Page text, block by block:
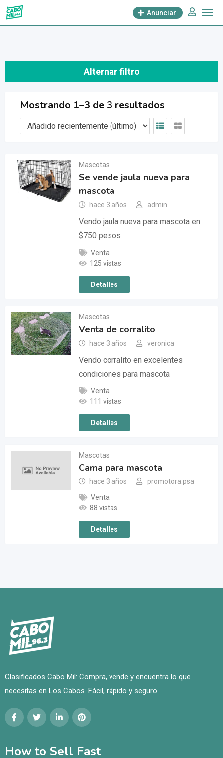
saltar
Anunciar
Alternar filtro
Mostrando 1–3 de 3 resultados
Mascotas
Se vende jaula nueva para
mascota
hace 3 años admin
Vendo jaula nueva para mascota en
$750 pesos
Venta
125 vistas
Detalles
Mascotas
Venta de corralito
hace 3 años veronica
Vendo corralito en excelentes
condiciones para mascota
Venta
111 vistas
Detalles
Mascotas
Cama para mascota
hace 3 años
promotora.psa
Venta
88 vistas
Detalles
Clasificados Cabo Mil: Compra, vende y encuentra lo que
necesitas en Los Cabos. Fácil, rápido y seguro.
How to Sell Fast